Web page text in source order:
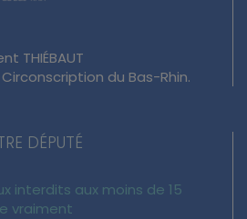
THIÉBAUT
du Bas-Rhin.
DÉPUTÉ
interdits aux moins de 15
vraiment